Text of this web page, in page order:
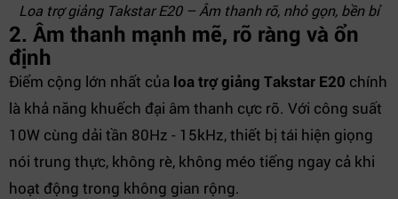
Loa trợ giảng Takstar E20 – Âm thanh rõ, nhỏ gọn, bền bỉ
2. Âm thanh mạnh mẽ, rõ ràng và ổn
định
Điểm cộng lớn nhất của loa trợ giảng Takstar E20 chính
là khả năng khuếch đại âm thanh cực rõ. Với công suất
10W cùng dải tần 80Hz - 15kHz, thiết bị tái hiện giọng
nói trung thực, không rè, không méo tiếng ngay cả khi
hoạt động trong không gian rộng.